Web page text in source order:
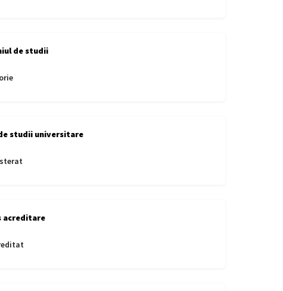
de studii
studii universitare
acreditare